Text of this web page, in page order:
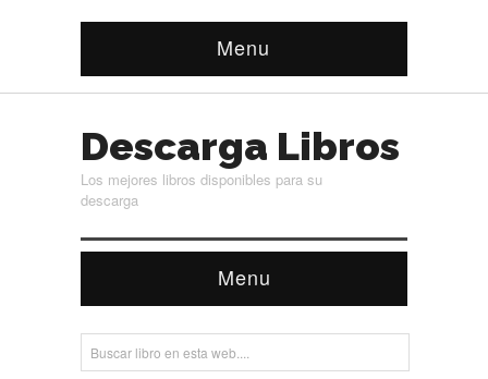
Menu
Descarga Libros
Los mejores libros disponibles para su
descarga
Menu